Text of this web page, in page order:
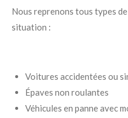
Nous reprenons tous types
situation :
Voitures accidentées ou
Épaves non roulantes
Véhicules en panne avec